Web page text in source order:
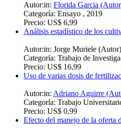
Autor:in: Florida Garcia
Categoría: Ensayo , 2019
Precio: US$ 6,99
Análisis estadístico de los
Autor:in: Jorge Muriele (Autor)
Categoría: Trabajo de
Precio: US$ 16,99
Uso de varias dosis de
Autor:in: Adriano Aguirre
Categoría: Trabajo
Precio: US$ 0,99
Efecto del manejo de la oferta